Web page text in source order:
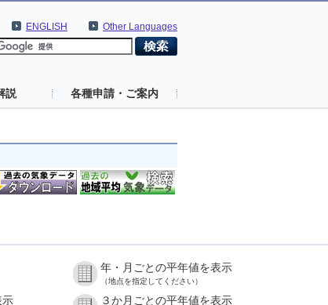
Other Languages
ENGLISH
説 各種申請・ご案内
年・月ごとの平年値を表示
（地点を指定してください）
示 ３か月ごとの平年値を表示